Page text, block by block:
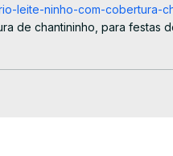
leite-ninho-com-cobertura-
de chantininho, para festas